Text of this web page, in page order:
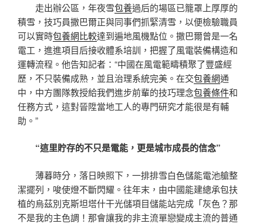
走出辦公區，年夜雪包養過后的場區已籠罩上厚厚的
積雪，技巧員撒巴爾正與同事們抓緊清雪，以便檢驗職員
可以實時包養網比較達到遍地風機點位。撒巴爾曾是一名
電工，進進項目后接收體系培訓，把握了風電裝備構造和
運轉流程。他告知記者：“中國在風電範疇積聚了豐盛經
歷，不只裝備成熟，並且治理系統完美。在交包養網通
中，中方團隊教授給我們進步前輩的技巧理念包養條件和
任務方式，這對晉陞當地工人的專門研究才能很是有輔
助。”
“這里貯存的不只是電能，更是城市成長的信念”
薄暮時分，落日映照下，一排排雪白色儲能電池艙整
潔擺列，唆使燈不斷閃耀。往年末，由中國能建總承包扶
植的烏茲別克斯坦塔什干光儲項目儲能站完成「灰色？那
不是我的主色調！那會讓我的非主流單戀變成主流的普通